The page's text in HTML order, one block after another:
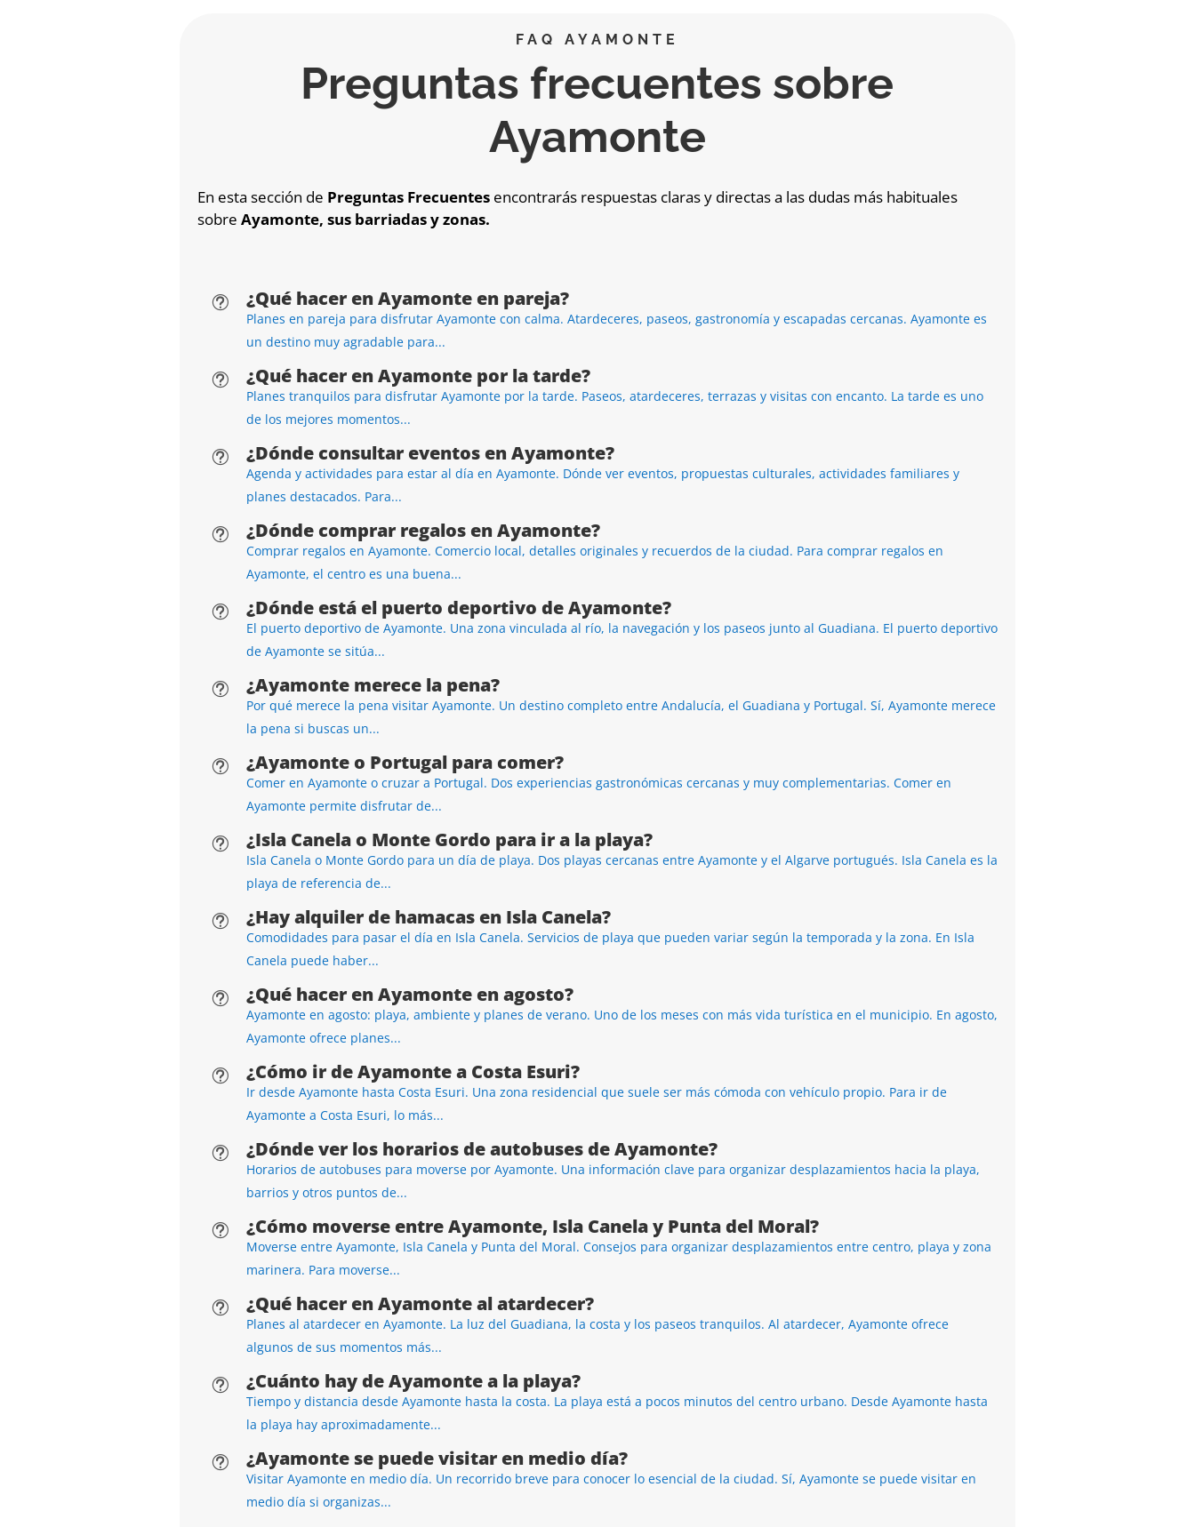
FAQ AYAMONTE
Preguntas frecuentes sobre
Ayamonte
En esta sección de Preguntas Frecuentesencontrarás respuestas claras y directas a las dudas más habituales
sobre Ayamonte, sus barriadas y zonas.
t ¿Qué hacer en Ayamonte en pareja?
Planes en pareja para disfrutar Ayamonte con calma. Atardeceres, paseos, gastronomía y escapadas cercanas. Ayamonte es
un destino muy agradable para...
t ¿Qué hacer en Ayamonte por la tarde?
Planes tranquilos para disfrutar Ayamonte por la tarde. Paseos, atardeceres, terrazas y visitas con encanto. La tarde es uno
de los mejores momentos...
t ¿Dónde consultar eventos en Ayamonte?
Agenda y actividades para estar al día en Ayamonte. Dónde ver eventos, propuestas culturales, actividades familiares y
planes destacados. Para...
t ¿Dónde comprar regalos en Ayamonte?
Comprar regalos en Ayamonte. Comercio local, detalles originales y recuerdos de la ciudad. Para comprar regalos en
Ayamonte, el centro es una buena...
t ¿Dónde está el puerto deportivo de Ayamonte?
El puerto deportivo de Ayamonte. Una zona vinculada al río, la navegación y los paseos junto al Guadiana. El puerto deportivo
de Ayamonte se sitúa...
t ¿Ayamonte merece la pena?
Por qué merece la pena visitar Ayamonte. Un destino completo entre Andalucía, el Guadiana y Portugal. Sí, Ayamonte merece
la pena si buscas un...
t ¿Ayamonte o Portugal para comer?
Comer en Ayamonte o cruzar a Portugal. Dos experiencias gastronómicas cercanas y muy complementarias. Comer en
Ayamonte permite disfrutar de...
t ¿Isla Canela o Monte Gordo para ir a la playa?
Isla Canela o Monte Gordo para un día de playa. Dos playas cercanas entre Ayamonte y el Algarve portugués. Isla Canela es la
playa de referencia de...
t ¿Hay alquiler de hamacas en Isla Canela?
Comodidades para pasar el día en Isla Canela. Servicios de playa que pueden variar según la temporada y la zona. En Isla
Canela puede haber...
t ¿Qué hacer en Ayamonte en agosto?
Ayamonte en agosto: playa, ambiente y planes de verano. Uno de los meses con más vida turística en el municipio. En agosto,
Ayamonte ofrece planes...
t ¿Cómo ir de Ayamonte a Costa Esuri?
Ir desde Ayamonte hasta Costa Esuri. Una zona residencial que suele ser más cómoda con vehículo propio. Para ir de
Ayamonte a Costa Esuri, lo más...
t ¿Dónde ver los horarios de autobuses de Ayamonte?
Horarios de autobuses para moverse por Ayamonte. Una información clave para organizar desplazamientos hacia la playa,
barrios y otros puntos de...
t ¿Cómo moverse entre Ayamonte, Isla Canela y Punta del Moral?
Moverse entre Ayamonte, Isla Canela y Punta del Moral. Consejos para organizar desplazamientos entre centro, playa y zona
marinera. Para moverse...
t ¿Qué hacer en Ayamonte al atardecer?
Planes al atardecer en Ayamonte. La luz del Guadiana, la costa y los paseos tranquilos. Al atardecer, Ayamonte ofrece
algunos de sus momentos más...
t ¿Cuánto hay de Ayamonte a la playa?
Tiempo y distancia desde Ayamonte hasta la costa. La playa está a pocos minutos del centro urbano. Desde Ayamonte hasta
la playa hay aproximadamente...
t ¿Ayamonte se puede visitar en medio día?
Visitar Ayamonte en medio día. Un recorrido breve para conocer lo esencial de la ciudad. Sí, Ayamonte se puede visitar en
medio día si organizas...